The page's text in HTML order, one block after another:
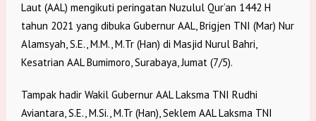
Laut (AAL) mengikuti peringatan Nuzulul Qur’an 1442 H
tahun 2021 yang dibuka Gubernur AAL, Brigjen TNI (Mar) Nur
Alamsyah, S.E., M.M., M.Tr (Han) di Masjid Nurul Bahri,
Kesatrian AAL Bumimoro, Surabaya, Jumat (7/5).
Tampak hadir Wakil Gubernur AAL Laksma TNI Rudhi
Aviantara, S.E., M.Si., M.Tr (Han), Seklem AAL Laksma TNI